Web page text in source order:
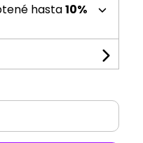
hasta10%